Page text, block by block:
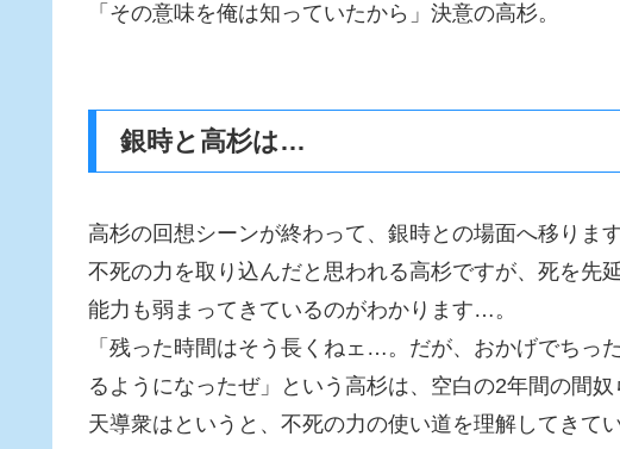
「その意味を俺は知っていたから」決意の高杉。
銀時と高杉は…
高杉の回想シーンが終わって、銀時との場面へ移ります
不死の力を取り込んだと思われる高杉ですが、死を先
能力も弱まってきているのがわかります…。
「残った時間はそう長くねェ…。だが、おかげでちっ
るようになったぜ」という高杉は、空白の2年間の間
天導衆はというと、不死の力の使い道を理解してきて